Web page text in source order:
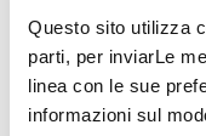
Questo sito utilizza
parti, per inviarLe
linea con le sue
informazioni sul
una sessione tecnica,
edifici dimostrativi.
REGISTRATI QUI